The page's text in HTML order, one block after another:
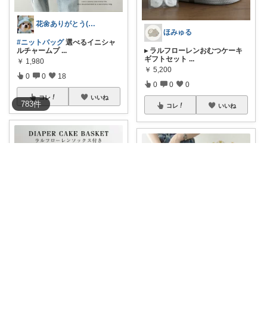
783件
花🌼ありがとう(*･ω･)*_ _)ﾍ
#ニットバッグ選べるイニシャ
ルチャームプ ...
￥ 1,980
0 0 18
コレ いいね
ほみゅる
▸ ラルフローレンおむつケーキ
ギフトセット ...
￥ 5,200
0 0 0
コレ いいね